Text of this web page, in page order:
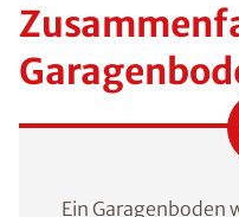
Ein Garagenboden